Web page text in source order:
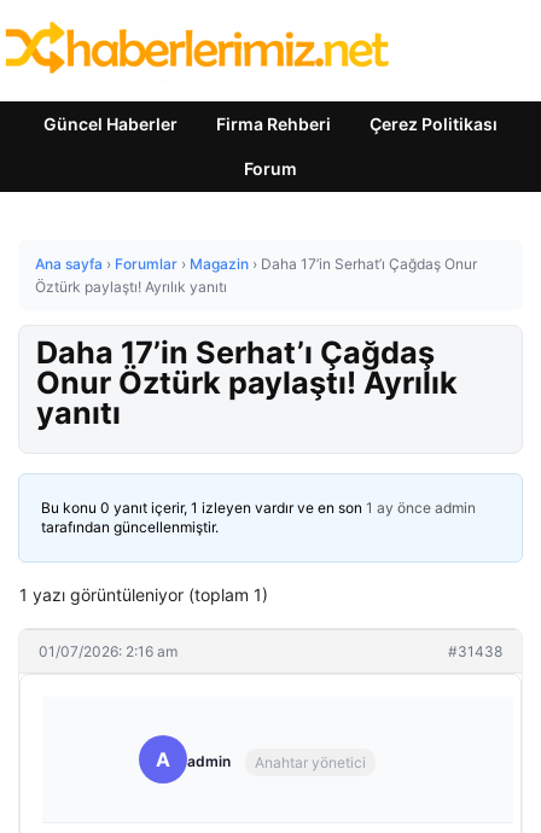
Güncel Haberler Firma Rehberi Çerez Politikası
Forum
Ana sayfa › Forumlar › Magazin › Daha 17’in Serhat’ı Çağdaş Onur
Öztürk paylaştı! Ayrılık yanıtı
Daha 17’in Serhat’ı Çağdaş
Onur Öztürk paylaştı! Ayrılık
yanıtı
Bu konu 0 yanıt içerir, 1 izleyen vardır ve en son 1 ay önce admin
tarafından güncellenmiştir.
1 yazı görüntüleniyor (toplam 1)
01/07/2026: 2:16 am #31438
A admin Anahtar yönetici